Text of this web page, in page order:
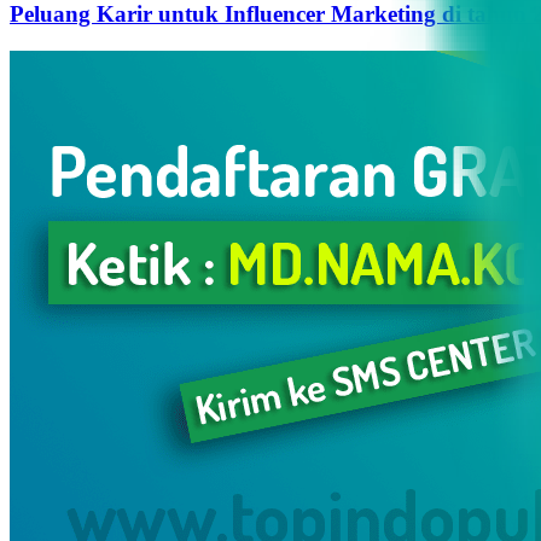
Peluang Karir untuk Influencer Marketing di tahun